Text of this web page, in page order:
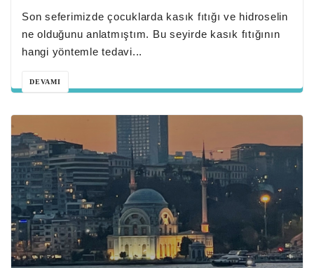
Son seferimizde çocuklarda kasık fıtığı ve hidroselin
ne olduğunu anlatmıştım. Bu seyirde kasık fıtığının
hangi yöntemle tedavi...
DEVAMI